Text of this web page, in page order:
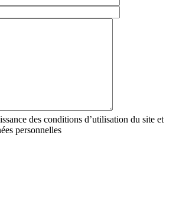
des conditions d’utilisation du site et
personnelles